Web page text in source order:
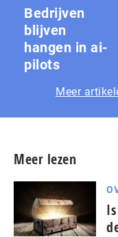
Bedrijven
blijven
hangen in ai-
pilots
Meer
Meer lezen